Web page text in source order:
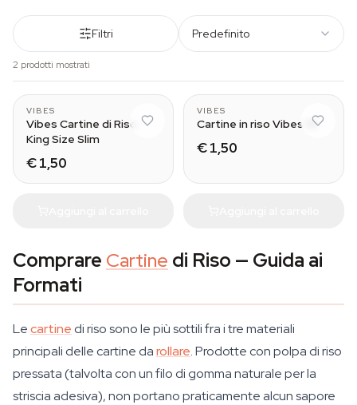
Filtri Predefinito
2 prodotti mostrati
VIBES
Vibes Cartine di Riso
King Size Slim
€ 1,50
VIBES
Cartine in riso Vibes 1¼
€ 1,50
Comprare Cartine di Riso — Guida ai
Formati
Lecartine di riso sono le più sottili fra i tre materiali
principali delle cartine darollare. Prodotte con polpa di riso
pressata (talvolta con un filo di gomma naturale per la
striscia adesiva), non portano praticamente alcun sapore